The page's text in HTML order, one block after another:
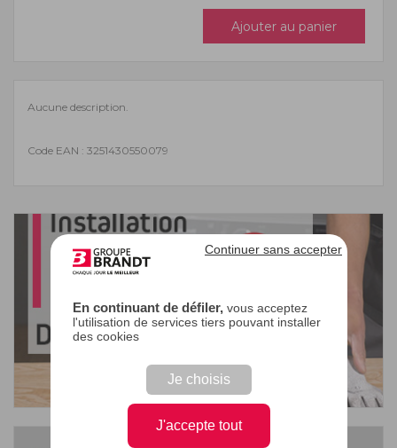
En continuant de défiler, vous acceptez
l'utilisation de services tiers pouvant installer
des cookies
Je choisis
J'accepte tout
Continuer sans accepter
Ajouter au panier
Aucune description.
Code EAN : 3251430550079